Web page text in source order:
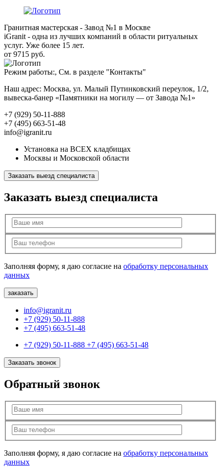
Гранитная мастерская - Завод №1 в Москве
iGranit - одна из лучших компаний в области ритуальных
услуг. Уже более 15 лет.
от 9715 руб.
Режим работы:, См. в разделе "Контакты"
Наш адрес: Москва, ул. Малый Путинковский переулок, 1/2,
вывеска-банер «Памятники на могилу — от Завода №1»
+7 (929) 50-11-888
+7 (495) 663-51-48
info@igranit.ru
Установка на ВСЕХ кладбищах
Москвы и Московской области
Заказать выезд специалиста
Заказать выезд специалиста
Заполняя форму, я даю согласие на обработку персональных
данных
info@igranit.ru
+7 (929) 50-11-888
+7 (495) 663-51-48
+7 (929) 50-11-888 +7 (495) 663-51-48
Заказать звонок
Обратный звонок
Заполняя форму, я даю согласие на обработку персональных
данных